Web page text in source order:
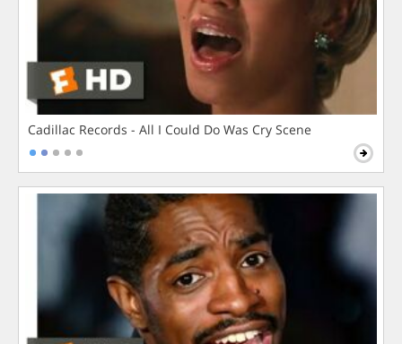
Cadillac Records - All I Could Do Was Cry Scene